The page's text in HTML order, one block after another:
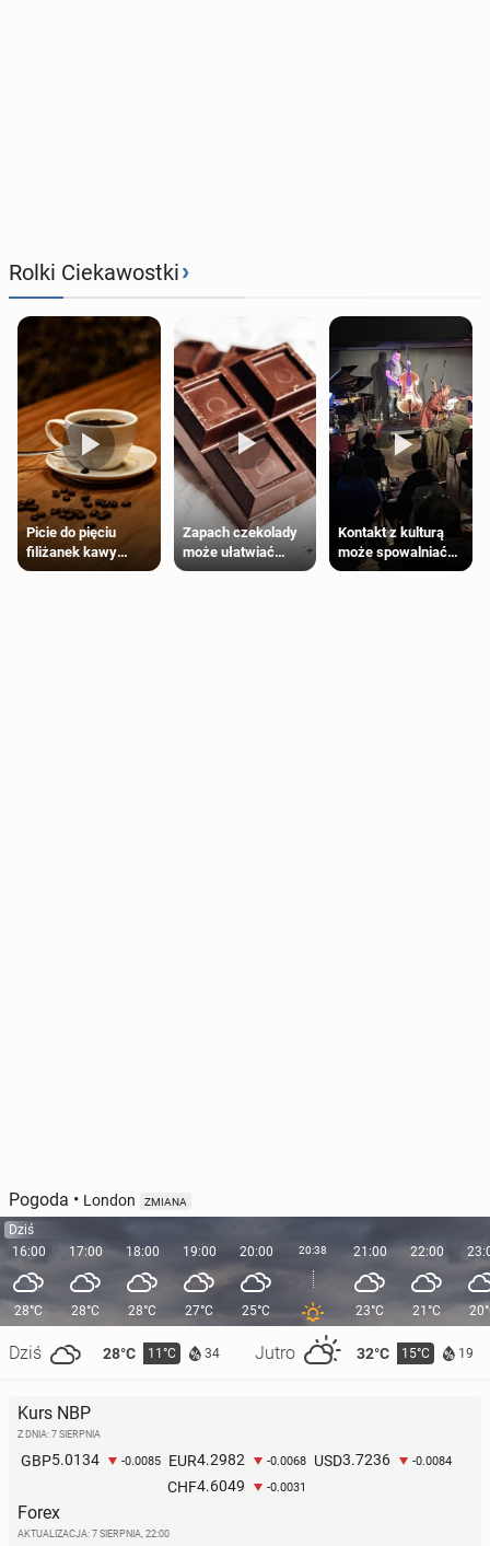
Rolki Ciekawostki›
Picie do pięciu
filiżanek kawy
dziennie jest
Zapach czekolady
może ułatwiać
trening siłowy
Kontakt z kulturą
może spowalniać
starzenie
Pogoda • London ZMIANA
Dziś
16:00
28°C
Dziś 28°C 11°C 34 Jutro 32°C 15°C 19
17:00
28°C
18:00
28°C
19:00
27°C
20:00
25°C
20:38 21:00
23°C
22:00
21°C
Kurs NBP
Z DNIA: 7 SIERPNIA
GBP5.0134 -0.0085 EUR4.2982 -0.0068 USD3.7236 -0.0084
CHF4.6049 -0.0031
Forex
AKTUALIZACJA: 7 SIERPNIA, 22:00